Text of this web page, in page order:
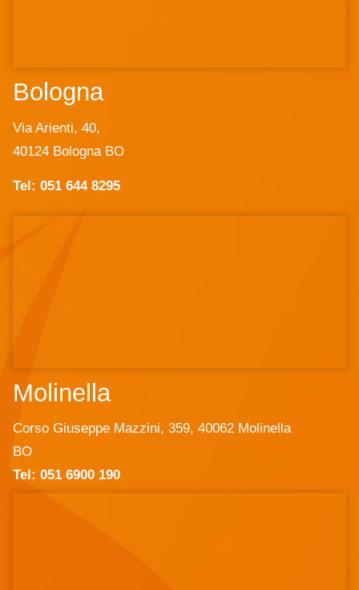
Bologna
Via Arienti, 40,
40124 Bologna BO
Tel: 051 644 8295
Molinella
Corso Giuseppe Mazzini, 359, 40062 Molinella
BO
Tel: 051 6900 190